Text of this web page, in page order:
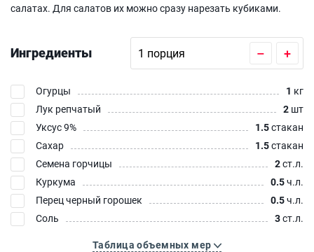
салатах. Для салатов их можно сразу нарезать кубиками.
Ингредиенты – +
Огурцы 1 кг
Лук репчатый
2 шт
Уксус 9%
1.5стакан
Сахар
1.5стакан
Семена горчицы
2ст.л.
Куркума
0.5ч.л.
Перец черный горошек
0.5ч.л.
Соль
3ст.л.
Таблица объемных мер